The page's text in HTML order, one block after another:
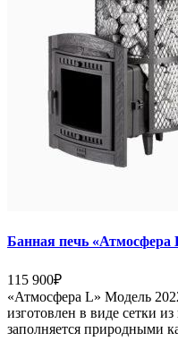
Банная печь «Атмосфера
115 900₽
«Атмосфера L» Модель
изготовлен в виде сетки
заполняется природными